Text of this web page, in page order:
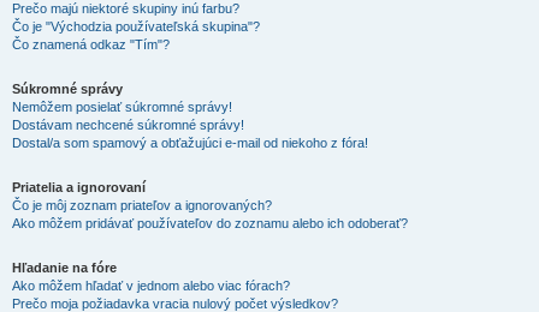
Prečo majú niektoré skupiny inú farbu?
Čo je "Východzia používateľská skupina"?
Čo znamená odkaz "Tím"?
Súkromné správy
Nemôžem posielať súkromné správy!
Dostávam nechcené súkromné správy!
Dostal/a som spamový a obťažujúci e-mail od niekoho z fóra!
Priatelia a ignorovaní
Čo je môj zoznam priateľov a ignorovaných?
Ako môžem pridávať používateľov do zoznamu alebo ich odoberať?
Hľadanie na fóre
Ako môžem hľadať v jednom alebo viac fórach?
Prečo moja požiadavka vracia nulový počet výsledkov?